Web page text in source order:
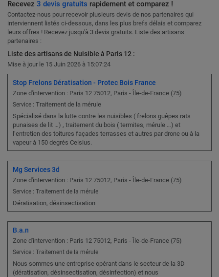
Recevez 3 devis gratuits rapidement et comparez !
Contactez-nous pour recevoir plusieurs devis de nos partenaires qui
interviennent listés ci-dessous, dans les plus brefs délais et comparez
leurs offres ! Recevez jusqu'à 3 devis gratuits. Liste des artisans
partenaires :
Liste des artisans de Nuisible à Paris 12 :
Mise à jour le 15 Juin 2026 à 15:07:24
Stop Frelons Dératisation - Protec Bois France
Zone d'intervention : Paris 12 75012, Paris - Île-de-France (75)
Service : Traitement de la mérule
Spécialisé dans la lutte contre les nuisibles ( frelons guêpes rats
punaises de lit …) , traitement du bois ( termites, mérule …) et
l’entretien des toitures façades terrasses et autres par drone ou à la
vapeur à 150 degrés Celsius.
Mg Services 3d
Zone d'intervention : Paris 12 75012, Paris - Île-de-France (75)
Service : Traitement de la mérule
Dératisation, désinsectisation
B.a.n
Zone d'intervention : Paris 12 75012, Paris - Île-de-France (75)
Service : Traitement de la mérule
Nous sommes une entreprise opérant dans le secteur de la 3D
(dératisation, désinsectisation, désinfection) et nous